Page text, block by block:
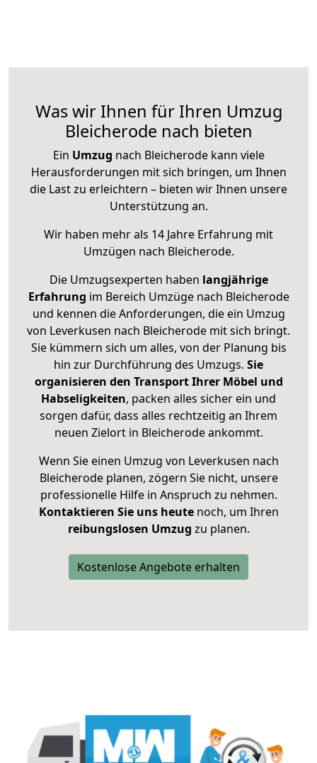
Was wir Ihnen für Ihren Umzug
Bleicherode nach bieten
Ein Umzug nach Bleicherode kann viele
Herausforderungen mit sich bringen, um Ihnen
die Last zu erleichtern – bieten wir Ihnen unsere
Unterstützung an.
Wir haben mehr als 14 Jahre Erfahrung mit
Umzügen nach Bleicherode.
Die Umzugsexperten haben langjährige
Erfahrung im Bereich Umzüge nach Bleicherode
und kennen die Anforderungen, die ein Umzug
von Leverkusen nach Bleicherode mit sich bringt.
Sie kümmern sich um alles, von der Planung bis
hin zur Durchführung des Umzugs. Sie
organisieren den Transport Ihrer Möbel und
Habseligkeiten, packen alles sicher ein und
sorgen dafür, dass alles rechtzeitig an Ihrem
neuen Zielort in Bleicherode ankommt.
Wenn Sie einen Umzug von Leverkusen nach
Bleicherode planen, zögern Sie nicht, unsere
professionelle Hilfe in Anspruch zu nehmen.
Kontaktieren Sie uns heutenoch, um Ihren
reibungslosen Umzug zu planen.
Kostenlose Angebote erhalten